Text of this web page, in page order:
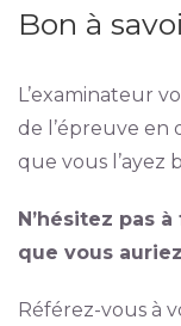
Bon à
L’examinateur
de l’épreuve en
que vous l’ayez
N’hésitez pas
que vous
Référez-vous à